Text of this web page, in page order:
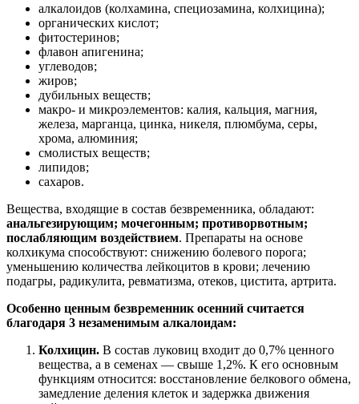
алкалоидов (колхамина, специозамина, колхицина);
органических кислот;
фитостеринов;
флавон апигенина;
углеводов;
жиров;
дубильных веществ;
макро- и микроэлементов: калия, кальция, магния,
железа, марганца, цинка, никеля, плюмбума, серы,
хрома, алюминия;
смолистых веществ;
липидов;
сахаров.
Вещества, входящие в состав безвременника, обладают:
анальгезирующим; мочегонным; противорвотным;
послабляющим воздействием. Препараты на основе
колхикума способствуют: снижению болевого порога;
уменьшению количества лейкоцитов в крови; лечению
подагры, радикулита, ревматизма, отеков, цистита, артрита.
Особенно ценным безвременник осенний считается
благодаря 3 незаменимым алкалоидам:
Колхицин. В состав луковиц входит до 0,7% ценного
вещества, а в семенах — свыше 1,2%. К его основным
функциям относится: восстановление белкового обмена,
замедление деления клеток и задержка движения